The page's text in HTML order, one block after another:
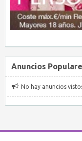
Anuncios
No hay anuncios